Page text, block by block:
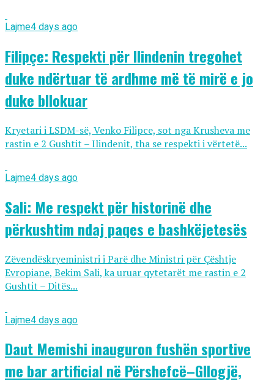
Lajme4 days ago
Filipçe: Respekti për Ilindenin tregohet
duke ndërtuar të ardhme më të mirë e jo
duke bllokuar
Kryetari i LSDM-së, Venko Filipce, sot nga Krusheva me
rastin e 2 Gushtit – Ilindenit, tha se respekti i vërtetë...
Lajme4 days ago
Sali: Me respekt për historinë dhe
përkushtim ndaj paqes e bashkëjetesës
Zëvendëskryeministri i Parë dhe Ministri për Çështje
Evropiane, Bekim Sali, ka uruar qytetarët me rastin e 2
Gushtit – Ditës...
Lajme4 days ago
Daut Memishi inauguron fushën sportive
me bar artificial në Përshefcë–Gllogjë,